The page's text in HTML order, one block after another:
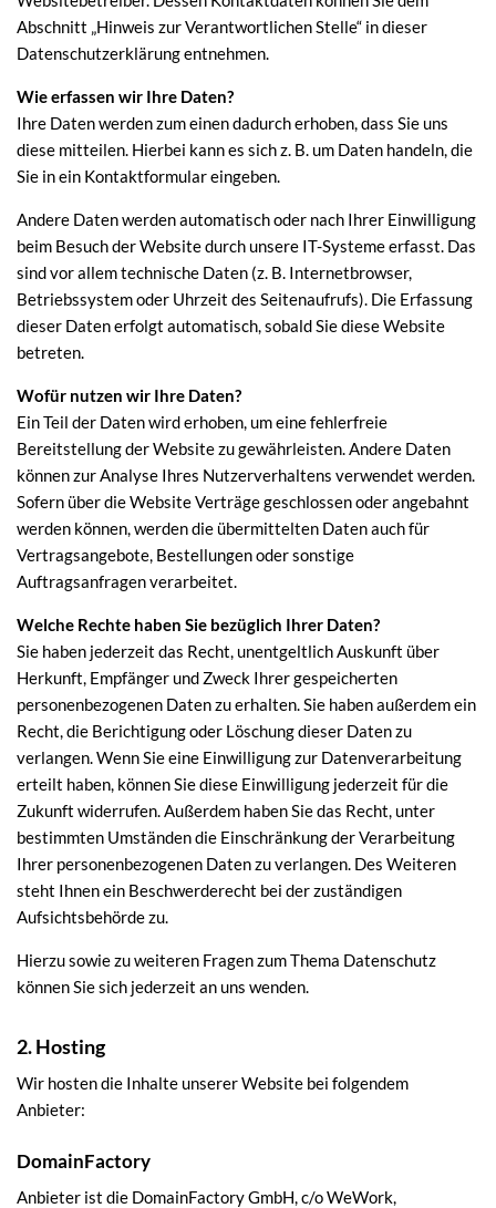
Abschnitt „Hinweis zur Verantwortlichen Stelle“ in dieser
Datenschutzerklärung entnehmen.
Wie erfassen wir Ihre Daten?
Ihre Daten werden zum einen dadurch erhoben, dass Sie uns
diese mitteilen. Hierbei kann es sich z. B. um Daten handeln, die
Sie in ein Kontaktformular eingeben.
Andere Daten werden automatisch oder nach Ihrer Einwilligung
beim Besuch der Website durch unsere IT-Systeme erfasst. Das
sind vor allem technische Daten (z. B. Internetbrowser,
Betriebssystem oder Uhrzeit des Seitenaufrufs). Die Erfassung
dieser Daten erfolgt automatisch, sobald Sie diese Website
betreten.
Wofür nutzen wir Ihre Daten?
Ein Teil der Daten wird erhoben, um eine fehlerfreie
Bereitstellung der Website zu gewährleisten. Andere Daten
können zur Analyse Ihres Nutzerverhaltens verwendet werden.
Sofern über die Website Verträge geschlossen oder angebahnt
werden können, werden die übermittelten Daten auch für
Vertragsangebote, Bestellungen oder sonstige
Auftragsanfragen verarbeitet.
Welche Rechte haben Sie bezüglich Ihrer Daten?
Sie haben jederzeit das Recht, unentgeltlich Auskunft über
Herkunft, Empfänger und Zweck Ihrer gespeicherten
personenbezogenen Daten zu erhalten. Sie haben außerdem ein
Recht, die Berichtigung oder Löschung dieser Daten zu
verlangen. Wenn Sie eine Einwilligung zur Datenverarbeitung
erteilt haben, können Sie diese Einwilligung jederzeit für die
Zukunft widerrufen. Außerdem haben Sie das Recht, unter
bestimmten Umständen die Einschränkung der Verarbeitung
Ihrer personenbezogenen Daten zu verlangen. Des Weiteren
steht Ihnen ein Beschwerderecht bei der zuständigen
Aufsichtsbehörde zu.
Hierzu sowie zu weiteren Fragen zum Thema Datenschutz
können Sie sich jederzeit an uns wenden.
2. Hosting
Wir hosten die Inhalte unserer Website bei folgendem
Anbieter:
DomainFactory
Anbieter ist die DomainFactory GmbH, c/o WeWork,